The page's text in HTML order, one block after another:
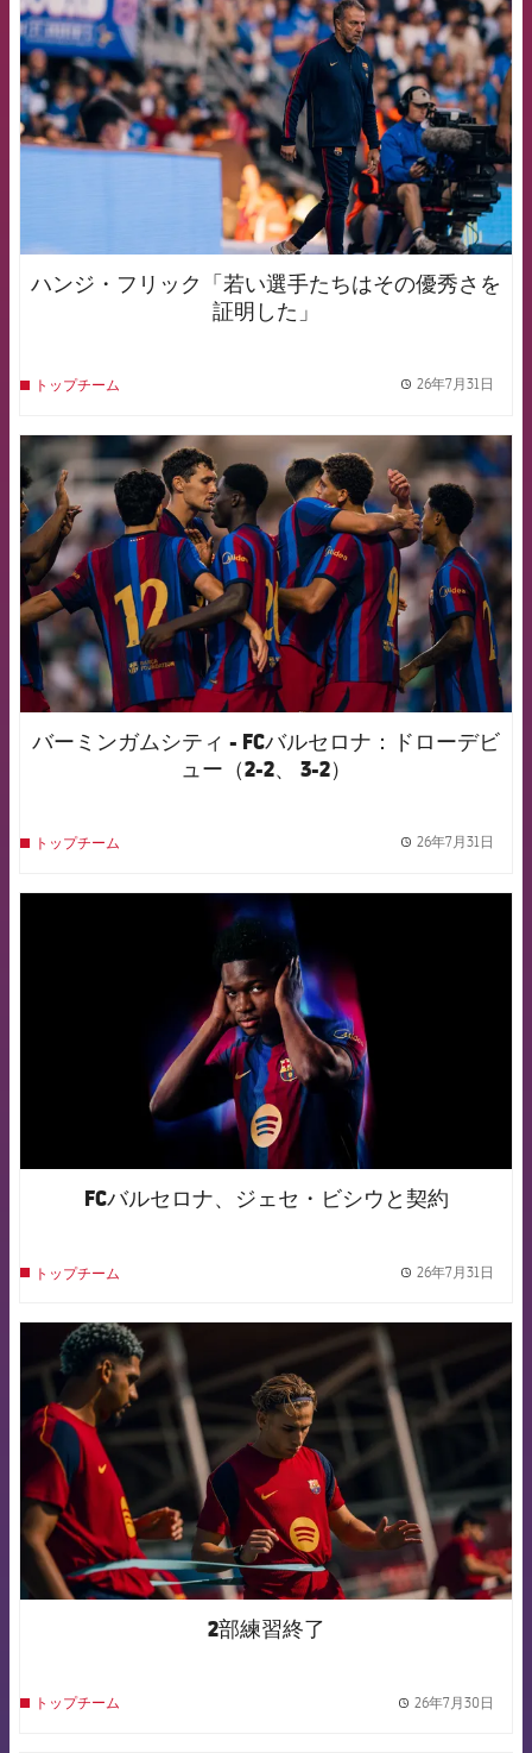
ハンジ・フリック「若い選手たちはその優秀さを
証明した」
トップチーム 26年7月31日
FCB Barcelona badge
バーミンガムシティ - FCバルセロナ：ドローデビ
ュー（2-2、 3-2）
トップチーム 26年7月31日
FCB Barcelona badge
FCバルセロナ、ジェセ・ビシウと契約
トップチーム 26年7月31日
FCB Barcelona badge
2部練習終了
トップチーム 26年7月30日